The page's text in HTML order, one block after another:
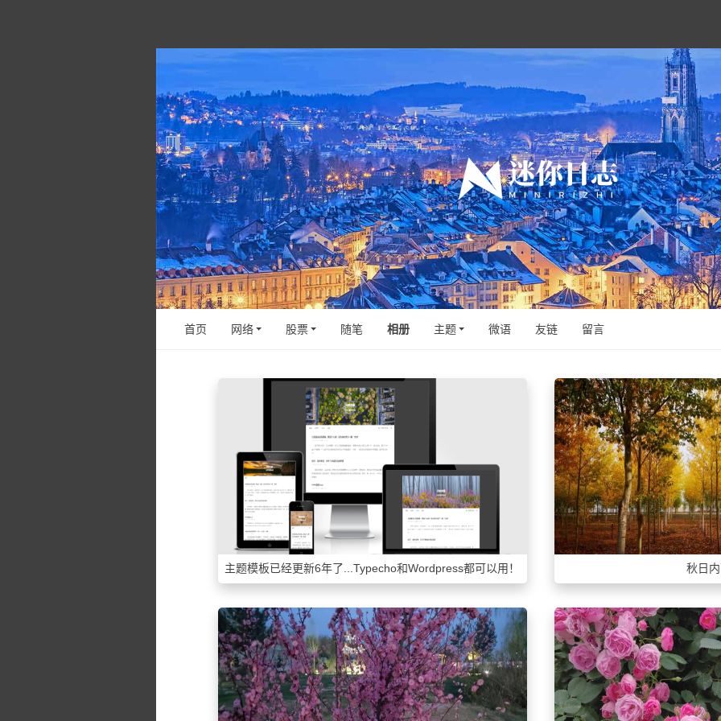
首页 网络 股票 随笔 相册 主题 微语 友链 留言
主题模板已经更新6年了...Typecho和Wordpress都可以用！ 秋日